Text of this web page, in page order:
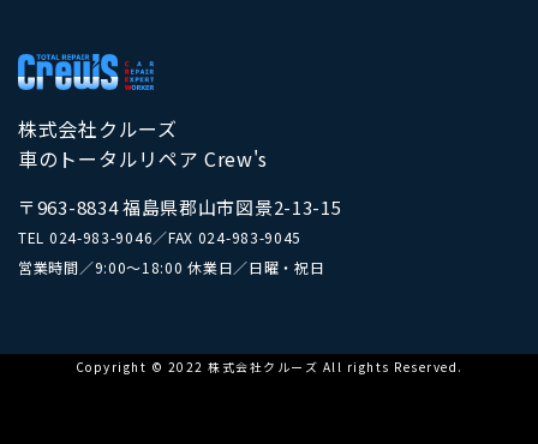
株式会社クルーズ
車のトータルリペア Crew's
〒963-8834 福島県郡山市図景2-13-15
TEL 024-983-9046／FAX 024-983-9045
営業時間／9:00～18:00 休業日／日曜・祝日
Copyright © 2022 株式会社クルーズ All rights Reserved.